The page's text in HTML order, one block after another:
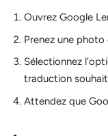
Ouvrez Google
Prenez une
Sélectionnez
traduction
Attendez que